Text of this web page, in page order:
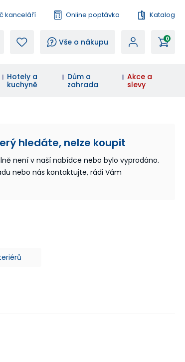
kanceláří Online poptávka Katalog
? Vše o nákupu 0
Hotely a
kuchyně
Dům a
zahrada
Akce a
slevy
hledáte, nelze koupit
není v naší nabídce nebo bylo vyprodáno.
nebo nás kontaktujte, rádi Vám